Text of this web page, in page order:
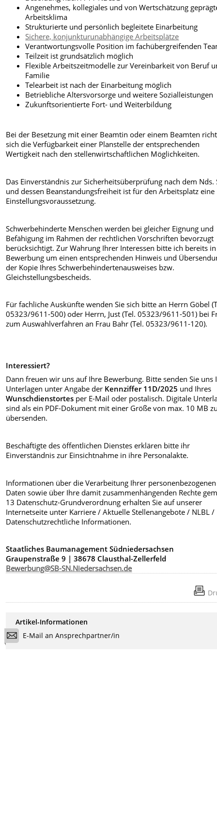
Angenehmes, kollegiales und von Wertschätzung
Arbeitsklima
Strukturierte und persönlich begleitete Einarbeitung
Sichere, konjunkturunabhängige Arbeitsplätze
Verantwortungsvolle Position im fachübergreifenden
Teilzeit ist grundsätzlich möglich
Flexible Arbeitszeitmodelle zur Vereinbarkeit von Beruf
Familie
Telearbeit ist nach der Einarbeitung möglich
Betriebliche Altersvorsorge und weitere Sozialleistungen
Zukunftsorientierte Fort- und Weiterbildung
Bei der Besetzung mit einer Beamtin oder einem Beamten
sich die Verfügbarkeit einer Planstelle der entsprechenden
Wertigkeit nach den stellenwirtschaftlichen Möglichkeiten.
Das Einverständnis zur Sicherheitsüberprüfung nach dem Nds.
und dessen Beanstandungsfreiheit ist für den Arbeitsplatz eine
Einstellungsvoraussetzung.
Schwerbehinderte Menschen werden bei gleicher Eignung und
Befähigung im Rahmen der rechtlichen Vorschriften bevorzugt
berücksichtigt. Zur Wahrung Ihrer Interessen bitte ich bereits
Bewerbung um einen entsprechenden Hinweis und
der Kopie Ihres Schwerbehindertenausweises bzw.
Gleichstellungsbescheids.
Für fachliche Auskünfte wenden Sie sich bitte an Herrn Göbel
05323/9611-500) oder Herrn, Just (Tel. 05323/9611-501) bei
zum Auswahlverfahren an Frau Bahr (Tel. 05323/9611-120).
Interessiert?
Dann freuen wir uns auf Ihre Bewerbung. Bitte senden Sie uns
Unterlagen unter Angabe der Kennziffer 11D/2025 und Ihres
Wunschdienstortes per E-Mail oder postalisch. Digitale
sind als ein PDF-Dokument mit einer Größe von max. 10 MB
übersenden.
Beschäftigte des öffentlichen Dienstes erklären bitte ihr
Einverständnis zur Einsichtnahme in ihre Personalakte.
Informationen über die Verarbeitung Ihrer personenbezogenen
Daten sowie über Ihre damit zusammenhängenden Rechte
13 Datenschutz-Grundverordnung erhalten Sie auf unserer
Internetseite unter Karriere / Aktuelle Stellenangebote / NLBL /
Datenschutzrechtliche Informationen.
Staatliches Baumanagement Südniedersachsen
Graupenstraße 9 | 38678 Clausthal-Zellerfeld
Bewerbung@SB-SN.Niedersachsen.de
Artikel-Informationen
E-Mail an Ansprechpartner/in